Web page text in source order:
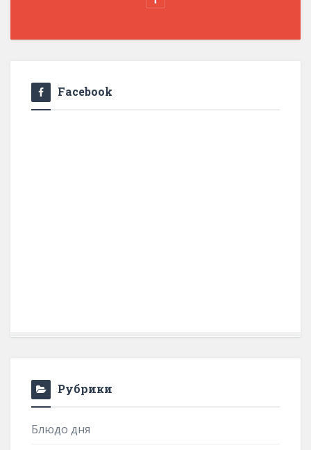
Facebook
Рубрики
Блюдо дня